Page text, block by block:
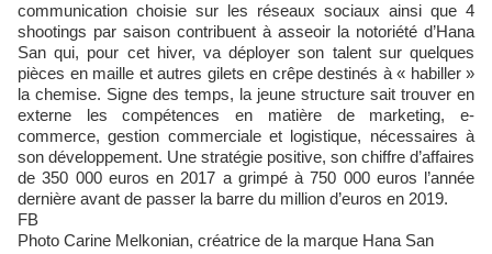
communication choisie sur les réseaux sociaux ainsi que 4
shootings par saison contribuent à asseoir la notoriété d’Hana
San qui, pour cet hiver, va déployer son talent sur quelques
pièces en maille et autres gilets en crêpe destinés à « habiller »
la chemise. Signe des temps, la jeune structure sait trouver en
externe les compétences en matière de marketing, e-
commerce, gestion commerciale et logistique, nécessaires à
son développement. Une stratégie positive, son chiffre d’affaires
de 350 000 euros en 2017 a grimpé à 750 000 euros l’année
dernière avant de passer la barre du million d’euros en 2019.
FB
Photo Carine Melkonian, créatrice de la marque Hana San